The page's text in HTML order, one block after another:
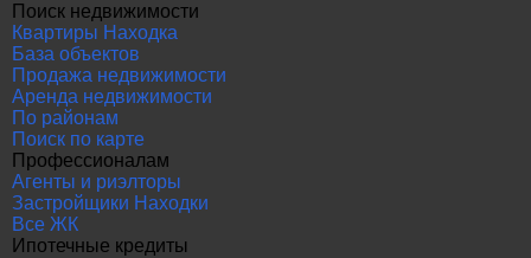
Поиск недвижимости
Квартиры Находка
База объектов
Продажа недвижимости
Аренда недвижимости
По районам
Поиск по карте
Профессионалам
Агенты и риэлторы
Застройщики Находки
Все ЖК
Ипотечные кредиты